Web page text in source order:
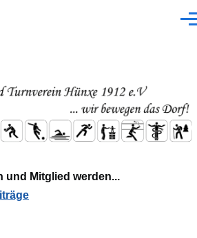
und Mitglied werden...